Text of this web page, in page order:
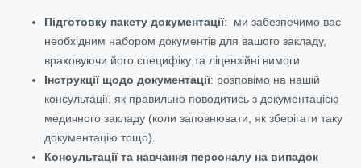
Підготовку пакету документації: ми забезпечимо вас
необхідним набором документів для вашого закладу,
враховуючи його специфіку та ліцензійні вимоги.
Інструкції щодо документації: розповімо на нашій
консультації, як правильно поводитись з документацією
медичного закладу (коли заповнювати, як зберігати таку
документацію тощо).
Консультації та навчання персоналу на випадок